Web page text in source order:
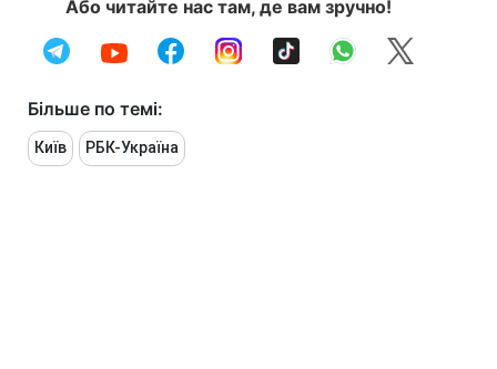
Або читайте нас там, де вам зручно!
Більше по темі:
Київ РБК-Україна